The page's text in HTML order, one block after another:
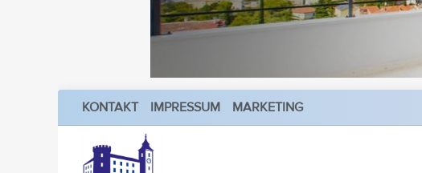
KONTAKT IMPRESSUM MARKETING